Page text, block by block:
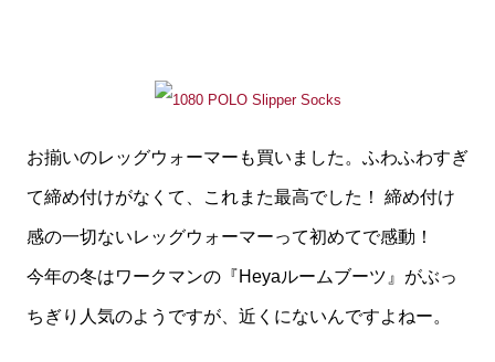
お揃いのレッグウォーマーも買いました。ふわふわすぎ
て締め付けがなくて、これまた最高でした！ 締め付け
感の一切ないレッグウォーマーって初めてで感動！
今年の冬はワークマンの『Heyaルームブーツ』がぶっ
ちぎり人気のようですが、近くにないんですよねー。